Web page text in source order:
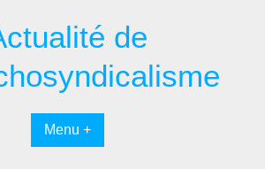
de
Menu +